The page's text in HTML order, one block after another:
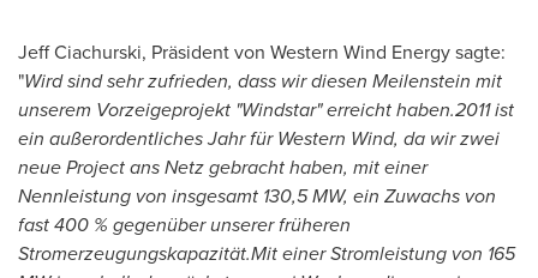
Jeff Ciachurski, Präsident von Western Wind Energy sagte:
"Wird sind sehr zufrieden, dass wir diesen Meilenstein mit
unserem Vorzeigeprojekt "Windstar"erreicht haben.2011 ist
ein außerordentliches Jahr für Western Wind, da wir zwei
neue Project ans Netz gebracht haben, mit einer
Nennleistung von insgesamt 130,5 MW, ein Zuwachs von
fast 400 % gegenüber unserer früheren
Stromerzeugungskapazität.Mit einer Stromleistung von 165